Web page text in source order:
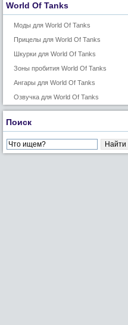
World Of Tanks
Моды для World Of Tanks
Прицелы для World Of Tanks
Шкурки для World Of Tanks
Зоны пробития World Of Tanks
Ангары для World Of Tanks
Озвучка для World Of Tanks
Поиск